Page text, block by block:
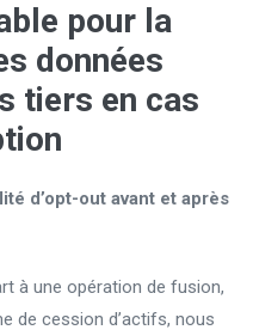
pour la
données
tiers en cas
d’opt-out avant et après
à une opération de fusion,
de cession d’actifs, nous